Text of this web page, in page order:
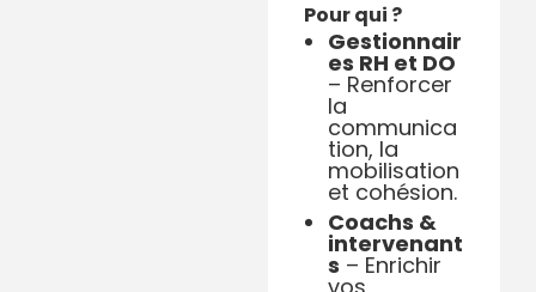
Pour qui ?
Gestionnair
es RH et DO
– Renforcer
la
communica
tion, la
mobilisation
et cohésion.
Coachs &
intervenant
s – Enrichir